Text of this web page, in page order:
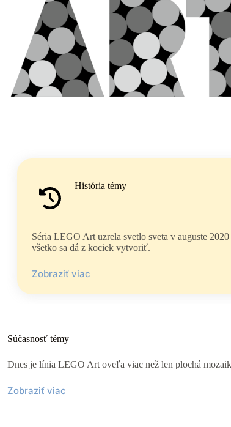
História témy
Séria LEGO Art uzrela svetlo sveta v auguste
všetko sa dá z kociek vytvoriť.⁠
Zobraziť viac
Súčasnosť témy
Dnes je línia LEGO Art oveľa viac než len plochá
Zobraziť viac